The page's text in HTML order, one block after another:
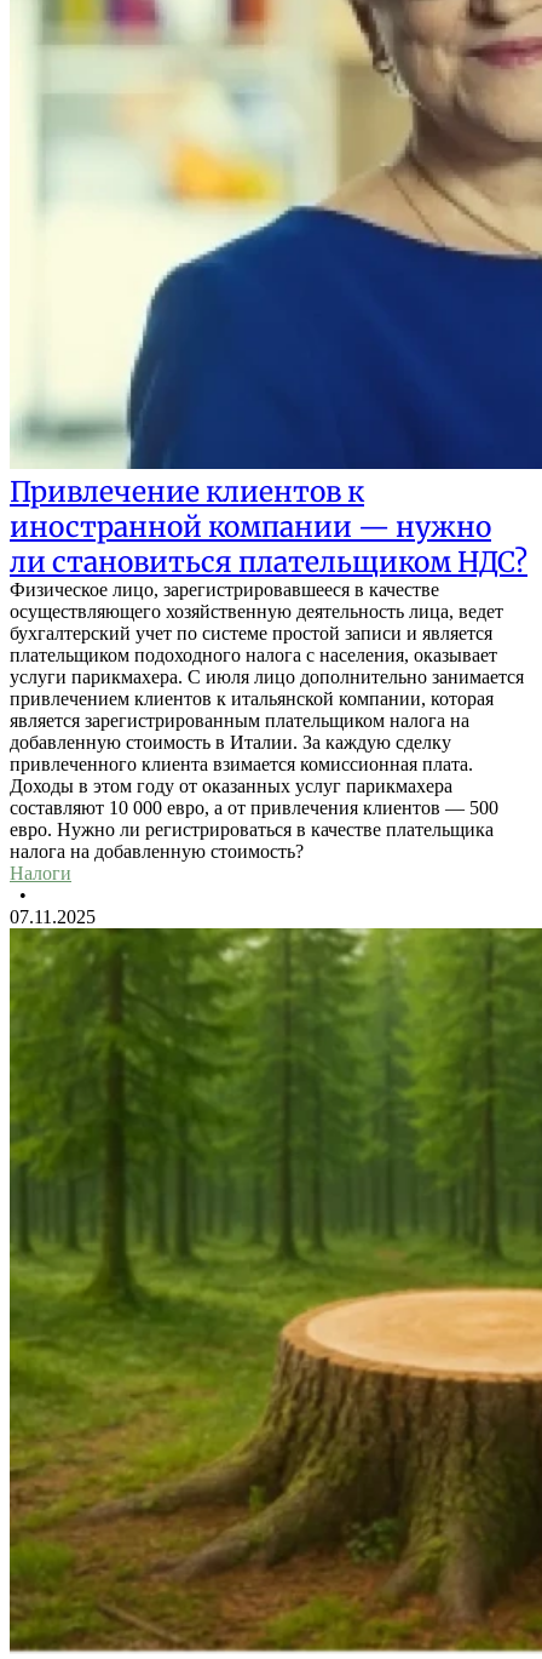
Привлечение клиентов к
иностранной компании — нужно
ли становиться плательщиком НДС?
Физическое лицо, зарегистрировавшееся в качестве
осуществляющего хозяйственную деятельность лица, ведет
бухгалтерский учет по системе простой записи и является
плательщиком подоходного налога с населения, оказывает
услуги парикмахера. С июля лицо дополнительно занимается
привлечением клиентов к итальянской компании, которая
является зарегистрированным плательщиком налога на
добавленную стоимость в Италии. За каждую сделку
привлеченного клиента взимается комиссионная плата.
Доходы в этом году от оказанных услуг парикмахера
составляют 10 000 евро, а от привлечения клиентов — 500
евро. Нужно ли регистрироваться в качестве плательщика
налога на добавленную стоимость?
Налоги
•
07.11.2025